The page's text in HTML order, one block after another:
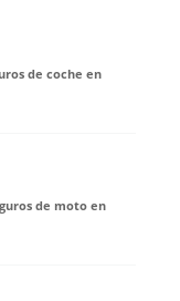
de coche en
de moto en